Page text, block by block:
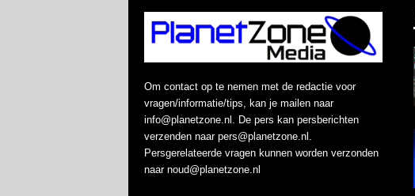
Om contact op te nemen met de redactie voor
vragen/informatie/tips, kan je mailen naar
info@planetzone.nl. De pers kan persberichten
verzenden naar pers@planetzone.nl.
Persgerelateerde vragen kunnen worden verzonden
naar noud@planetzone.nl